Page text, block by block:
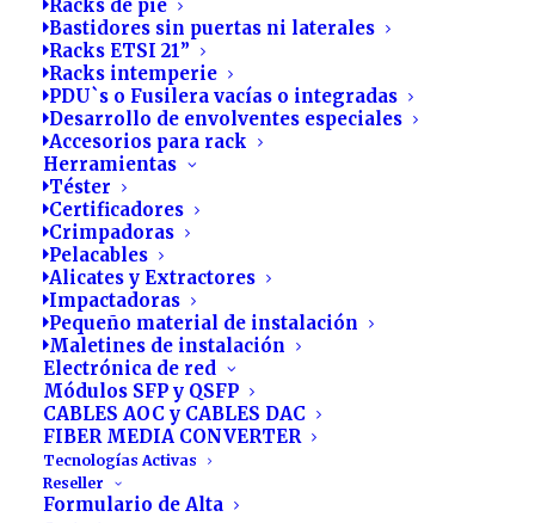
Racks de pie
Bastidores sin puertas ni laterales
Racks ETSI 21”
Racks intemperie
PDU`s o Fusilera vacías o integradas
Desarrollo de envolventes especiales
Accesorios para rack
Herramientas
Téster
Certificadores
Crimpadoras
Pelacables
Alicates y Extractores
Impactadoras
Pequeño material de instalación
Maletines de instalación
Electrónica de red
Módulos SFP y QSFP
CABLES AOC y CABLES DAC
FIBER MEDIA CONVERTER
Tecnologías Activas
Reseller
Formulario de Alta
Téster
Actualizado
contenidos
STATUS PROGRESS
CONTACTA CON NOSOTROS